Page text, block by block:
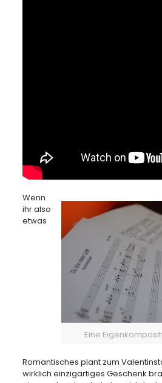
Eine
Wenn
ihr also
etwas
Romantisches plant zum
wirklich einzigartiges Geschenk